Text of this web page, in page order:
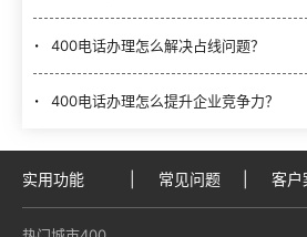
400电话办理怎么解决占线问题？
400电话办理怎么提升企业竞争力？
实用功能 常见问题 客户